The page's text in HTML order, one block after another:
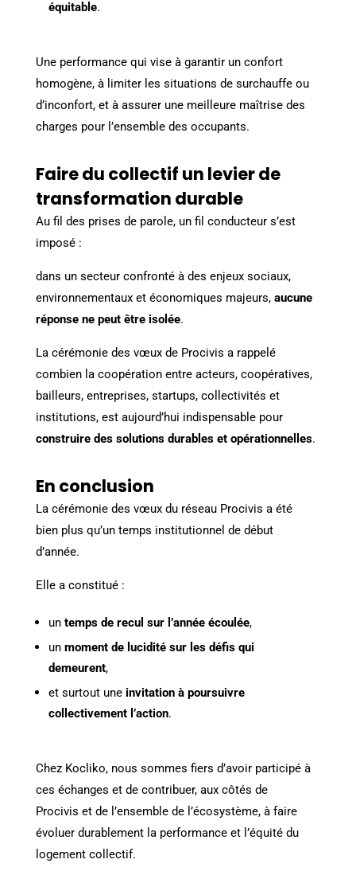
équitable.
Une performance qui vise à garantir un confort
homogène, à limiter les situations de surchauffe ou
d’inconfort, et à assurer une meilleure maîtrise des
charges pour l’ensemble des occupants.
Faire du collectif un levier de
transformation durable
Au fil des prises de parole, un fil conducteur s’est
imposé :
dans un secteur confronté à des enjeux sociaux,
environnementaux et économiques majeurs, aucune
réponse ne peut être isolée.
La cérémonie des vœux de Procivis a rappelé
combien la coopération entre acteurs, coopératives,
bailleurs, entreprises, startups, collectivités et
institutions, est aujourd’hui indispensable pour
construire des solutions durables et opérationnelles.
En conclusion
La cérémonie des vœux du réseau Procivis a été
bien plus qu’un temps institutionnel de début
d’année.
Elle a constitué :
un temps de recul sur l’année écoulée,
un moment de lucidité sur les défis qui
demeurent,
et surtout une invitation à poursuivre
collectivement l’action.
Chez Kocliko, nous sommes fiers d’avoir participé à
ces échanges et de contribuer, aux côtés de
Procivis et de l’ensemble de l’écosystème, à faire
évoluer durablement la performance et l’équité du
logement collectif.